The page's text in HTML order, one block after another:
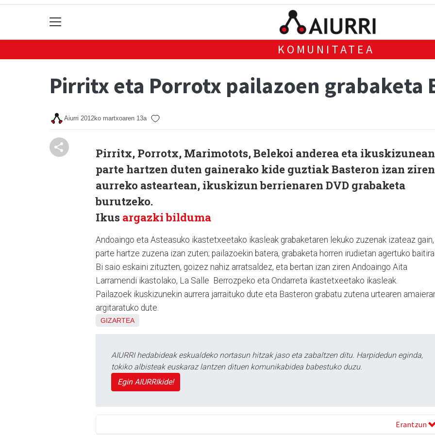
KOMUNITATEA
Pirritx eta Porrotx pailazoen grabaketa
Aiurri 2012ko martxoaren 13a
Pirritx, Porrotx, Marimotots, Belekoi anderea eta ikuskizunean
parte hartzen duten gainerako kide guztiak Basteron izan ziren
aurreko asteartean, ikuskizun berrienaren DVD grabaketa
burutzeko.
Ikus argazki bilduma
Andoaingo eta Asteasuko ikastetxeetako ikasleak grabaketaren lekuko zuzenak izateaz gain,
parte hartze zuzena izan zuten; pailazoekin batera, grabaketa horren irudietan agertuko
Bi saio eskaini zituzten, goizez nahiz arratsaldez, eta bertan izan ziren Andoaingo Aita
Larramendi ikastolako, La Salle Berrozpeko eta Ondarreta ikastetxeetako ikasleak.
Pailazoek ikuskizunekin aurrera jarraituko dute eta Basteron grabatu zutena urtearen
argitaratuko dute.
GIZARTEA
AIURRI hedabideak eskualdeko nortasun hitzak jaso eta zabaltzen ditu. Harpidedun eginda,
tokiko albisteak euskaraz lantzen dituen komunikabidea babestuko duzu.
Egin AIURRIkide!
Erantzun